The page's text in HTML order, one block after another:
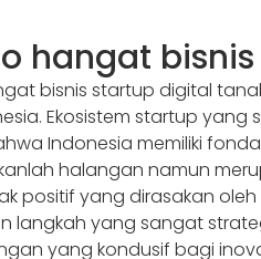
hangat
bisnis startup digital
Ekosistem startup
Indonesia memiliki
halangan namun
positif yang dirasakan
langkah yang sangat
yang kondusif bagi